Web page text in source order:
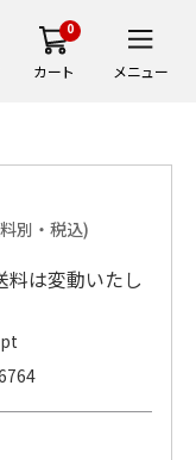
0
カート メニュー
別・税込)
は変動いたし